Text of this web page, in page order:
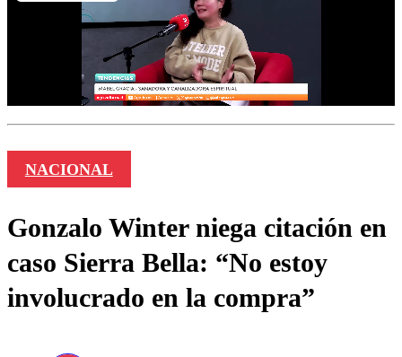
NACIONAL
Gonzalo Winter niega citación en
caso Sierra Bella: “No estoy
involucrado en la compra”